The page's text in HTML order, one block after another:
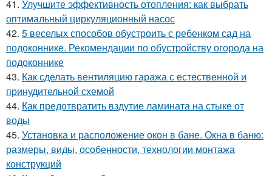
41. Улучшите эффективность отопления: как выбрать
оптимальный циркуляционный насос
42. 5 веселых способов обустроить с ребенком сад на
подоконнике. Рекомендации по обустройству огорода на
подоконнике
43. Как сделать вентиляцию гаража с естественной и
принудительной схемой
44. Как предотвратить вздутие ламината на стыке от
воды
45. Установка и расположение окон в бане. Окна в баню:
размеры, виды, особенности, технологии монтажа
конструкций